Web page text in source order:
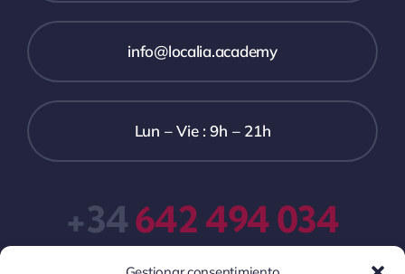
info@localia.academy
Lun – Vie : 9h – 21h
+34642 494 034